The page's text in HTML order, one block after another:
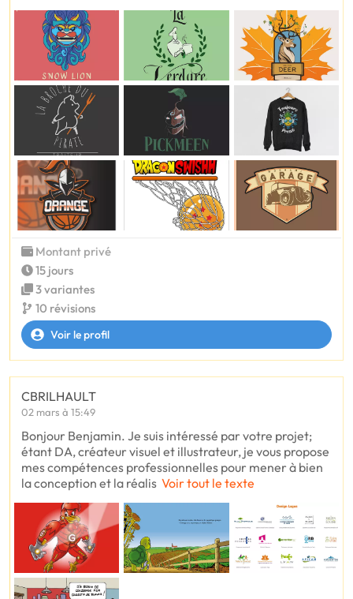
Montant privé
15 jours
3 variantes
10 révisions
Voir le profil
CBRILHAULT
02 mars à 15:49
Bonjour Benjamin. Je suis intéressé par votre projet;
étant DA, créateur visuel et illustrateur, je vous propose
mes compétences professionnelles pour mener à bien
la conception et la réalis Voir tout le texte